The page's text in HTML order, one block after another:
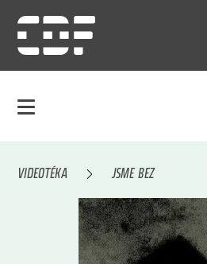
VIDEOTÉKA JSME BEZ